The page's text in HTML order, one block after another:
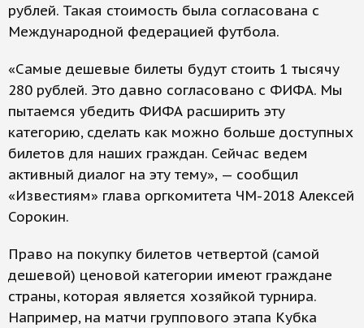
рублей. Такая стоимость была согласована с
Международной федерацией футбола.
«Самые дешевые билеты будут стоить 1 тысячу
280 рублей. Это давно согласовано с ФИФА. Мы
пытаемся убедить ФИФА расширить эту
категорию, сделать как можно больше доступных
билетов для наших граждан. Сейчас ведем
активный диалог на эту тему», — сообщил
«Известиям» глава оргкомитета ЧМ-2018 Алексей
Сорокин.
Право на покупку билетов четвертой (самой
дешевой) ценовой категории имеют граждане
страны, которая является хозяйкой турнира.
Например, на матчи группового этапа Кубка